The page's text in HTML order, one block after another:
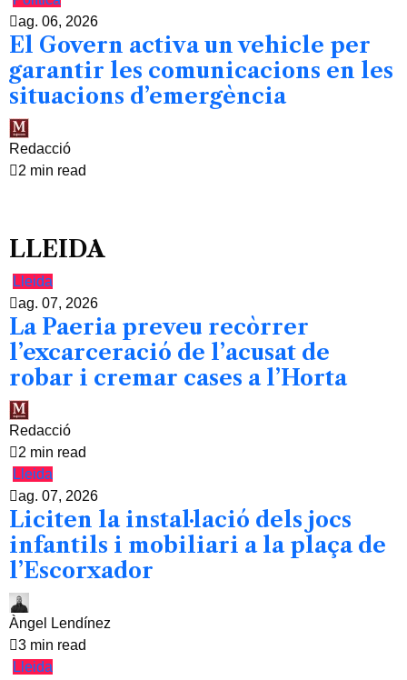
ag. 06, 2026
El Govern activa un vehicle per
garantir les comunicacions en les
situacions d’emergència
Redacció
2 min read
LLEIDA
Lleida
ag. 07, 2026
La Paeria preveu recòrrer
l’excarceració de l’acusat de
robar i cremar cases a l’Horta
Redacció
2 min read
Lleida
ag. 07, 2026
Liciten la instal·lació dels jocs
infantils i mobiliari a la plaça de
l’Escorxador
Àngel Lendínez
3 min read
Lleida